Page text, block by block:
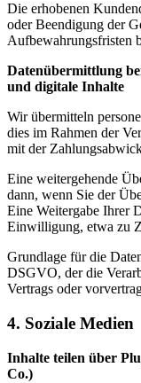
Die erhobenen
oder Beendigung der
Aufbewahrungsfristen
Datenübermittlung
und digitale Inhalte
Wir übermitteln
dies im Rahmen der
mit der
Eine weitergehende
dann, wenn Sie der
Eine Weitergabe Ihrer
Einwilligung, etwa zu
Grundlage für die
DSGVO, der die
Vertrags oder
4. Soziale Medien
Inhalte teilen über
Co.)